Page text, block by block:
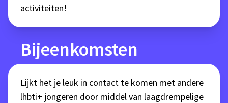
activiteiten!
Bijeenkomsten
Lijkt het je leuk in contact te komen met andere
lhbti+ jongeren door middel van laagdrempelige